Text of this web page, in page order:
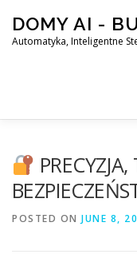
content
DOMY AI -
Automatyka, Inteligentne
POSTED ON JUNE 8,